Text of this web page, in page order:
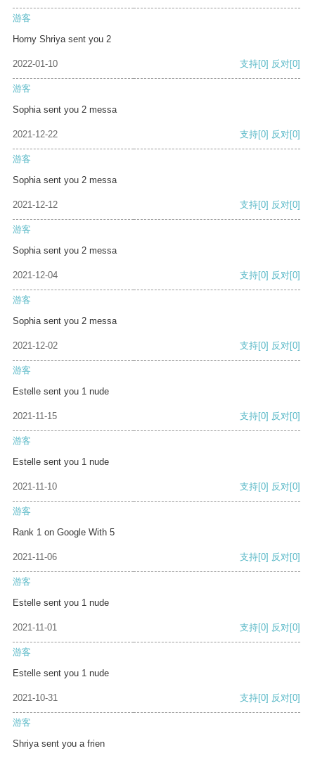
游客
Horny Shriya sent you 2
2022-01-10 支持[0] 反对[0]
游客
Sophia sent you 2 messa
2021-12-22 支持[0] 反对[0]
游客
Sophia sent you 2 messa
2021-12-12 支持[0] 反对[0]
游客
Sophia sent you 2 messa
2021-12-04 支持[0] 反对[0]
游客
Sophia sent you 2 messa
2021-12-02 支持[0] 反对[0]
游客
Estelle sent you 1 nude
2021-11-15 支持[0] 反对[0]
游客
Estelle sent you 1 nude
2021-11-10 支持[0] 反对[0]
游客
Rank 1 on Google With 5
2021-11-06 支持[0] 反对[0]
游客
Estelle sent you 1 nude
2021-11-01 支持[0] 反对[0]
游客
Estelle sent you 1 nude
2021-10-31 支持[0] 反对[0]
游客
Shriya sent you a frien